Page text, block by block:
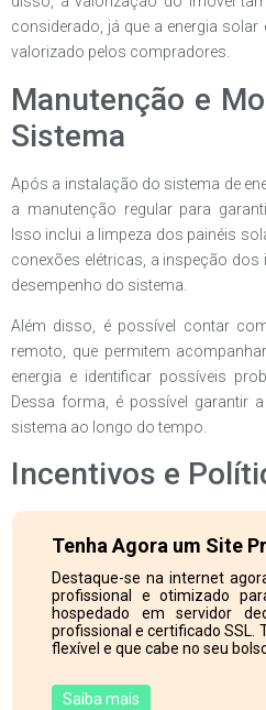
considerado, já que a energia
valorizado pelos compradores.
Manutenção e
Sistema
Após a instalação do sistema de
a manutenção regular para
Isso inclui a limpeza dos painéis
conexões elétricas, a inspeção
desempenho do sistema.
Além disso, é possível contar
remoto, que permitem
energia e identificar possíveis
Dessa forma, é possível garantir
sistema ao longo do tempo.
Incentivos e
Tenha Agora um Site
Destaque-se na internet
profissional e otimizado
hospedado em servidor
profissional e certificado SSL.
flexível e que cabe no seu
Saiba mais